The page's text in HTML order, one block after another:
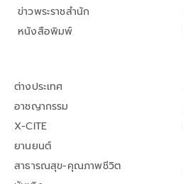
ข่าวพระราชสำนัก
หนังสือพิมพ์
ต่างประเทศ
อาชญากรรม
X-CITE
ยานยนต์
สาธารณสุข-คุณภาพชีวิต